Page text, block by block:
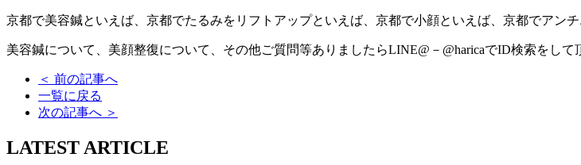
京都で美容鍼といえば、京都でたるみをリフトアップといえば、京都で小顔といえば、京都でアン
美容鍼について、美顔整復について、その他ご質問等ありましたらLINE@－@haricaでID検索をして
＜ 前の記事へ
一覧に戻る
次の記事へ ＞
LATEST ARTICLE